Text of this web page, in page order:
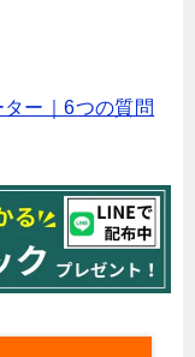
ー｜6つの質問